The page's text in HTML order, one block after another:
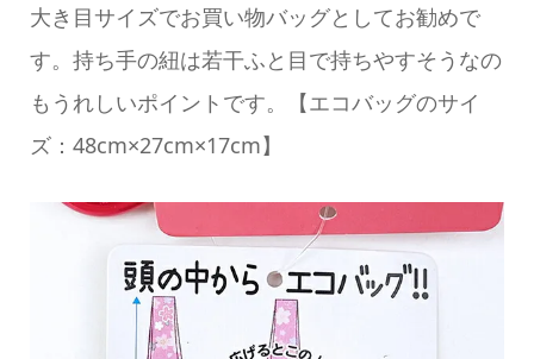
大き目サイズでお買い物バッグとしてお勧めで
す。持ち手の紐は若干ふと目で持ちやすそうなの
もうれしいポイントです。【エコバッグのサイ
ズ：48cm×27cm×17cm】